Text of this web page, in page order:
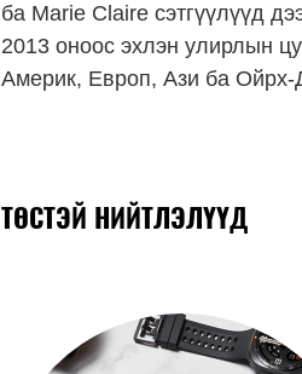
ба Marie Claire сэтгүүлүүд
2013 оноос эхлэн улирлын
Америк, Европ, Ази ба Ойрх-
ТӨСТЭЙ НИЙТЛЭЛҮҮД